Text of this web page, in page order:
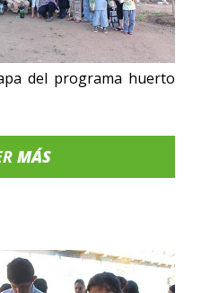
del programa huerto
MÁS